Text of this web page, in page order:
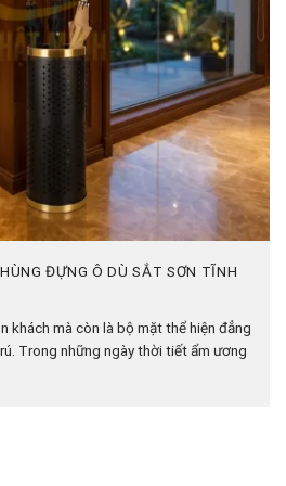
ĐỰNG Ô DÙ SẮT SƠN TĨNH
khách mà còn là bộ mặt thể hiện đẳng
Trong những ngày thời tiết ẩm ương